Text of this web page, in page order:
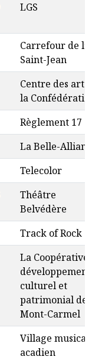
LGS
Carrefour de
Saint-Jean
Centre des arts
la
Règlement 17
La Belle-
Telecolor
Théâtre
Belvédère
Track of Rock
La Coopérative
développement
culturel et
patrimonial de
Mont-Carmel
Village musical
acadien